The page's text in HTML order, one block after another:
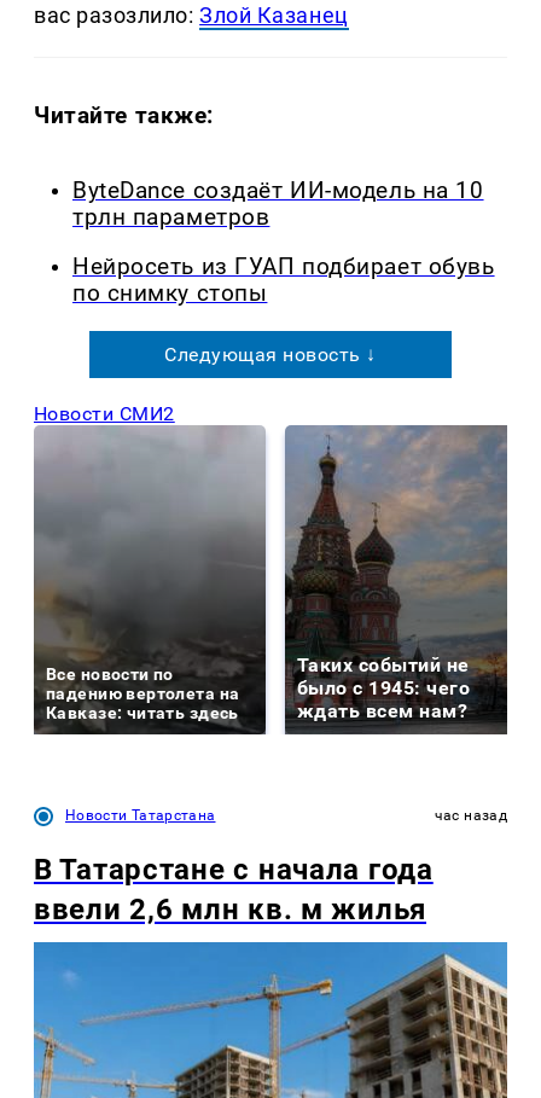
вас разозлило:Злой Казанец
Читайте также:
ByteDance создаёт ИИ-модель на 10
трлн параметров
Нейросеть из ГУАП подбирает обувь
по снимку стопы
Следующая новость ↓
Новости СМИ2
Все новости по
падению вертолета на
Кавказе: читать здесь
Таких событий не
было с 1945: чего
ждать всем нам?
Новости Татарстана час назад
В Татарстане с начала года
ввели 2,6 млн кв. м жилья